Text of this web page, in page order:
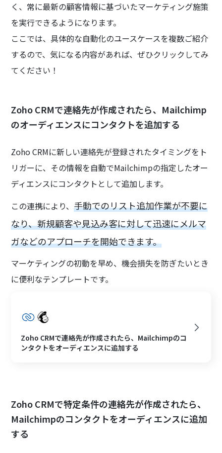
く、常に最新の顧客情報に基づいたマーケティング施策
を実行できるようになります。
ここでは、具体的な自動化のユースケースを複数ご紹介
するので、気になる内容があれば、ぜひクリックしてみ
てください！
Zoho CRMで連絡先が作成されたら、Mailchimp
のオーディエンスにコンタクトを追加する
Zoho CRMに新しい連絡先が登録されたタイミングをト
リガーに、その情報を自動でMailchimpの指定したオー
ディエンスにコンタクトとして追加します。
この連携により、手動でのリスト追加作業が不要に
なり、新規顧客や見込み客に対して迅速にメルマ
ガなどのアプローチを開始できます。
マーケティングの初動を早め、機会損失を防ぎたいとき
に便利なテンプレートです。
Zoho CRMで連絡先が作成されたら、Mailchimpのコ
ンタクトをオーディエンスに追加する
Zoho CRMで特定条件の連絡先が作成されたら、
Mailchimpのコンタクトをオーディエンスに追加
する